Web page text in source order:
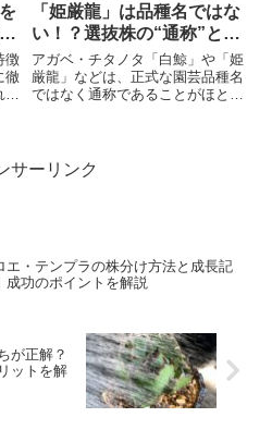
徴
徹
な
「姫厳龍」は品種名ではな
い！？選抜株の“通称”と本
当の見極め方
アガベ・チタノタ「白鯨」や「姫
厳龍」などは、正式な園芸品種名
ではなく通称であることがほとん
サーリンク
エ・テンプラの株分け方法と成長記
成功のポイントを解説
が正解？
ットを解